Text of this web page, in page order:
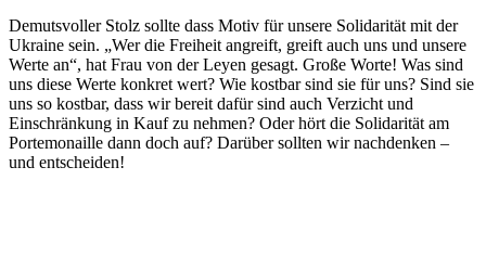
Demutsvoller Stolz sollte dass Motiv für unsere Solidarität mit der
Ukraine sein. „Wer die Freiheit angreift, greift auch uns und unsere
Werte an“, hat Frau von der Leyen gesagt. Große Worte! Was sind
uns diese Werte konkret wert? Wie kostbar sind sie für uns? Sind sie
uns so kostbar, dass wir bereit dafür sind auch Verzicht und
Einschränkung in Kauf zu nehmen? Oder hört die Solidarität am
Portemonaille dann doch auf? Darüber sollten wir nachdenken –
und entscheiden!